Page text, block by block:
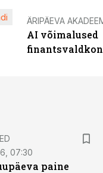
ÄRIPÄEVA
AI võimalused
07:30
paine